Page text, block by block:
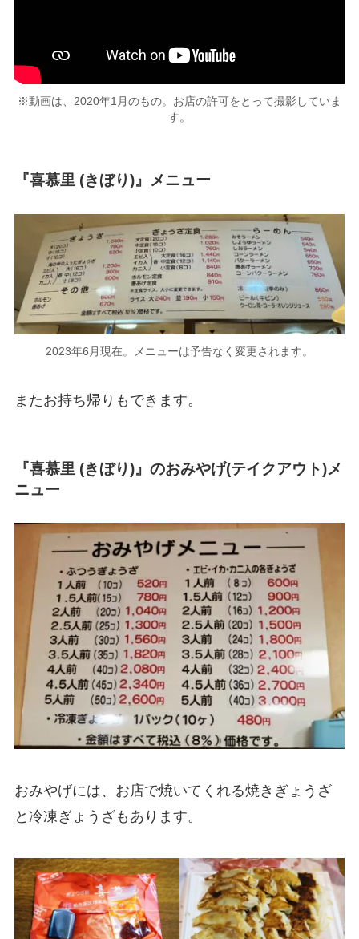
※動画は、2020年1月のもの。お店の許可をとって撮影していま
す。
『喜慕里 (きぼり)』メニュー
2023年6月現在。メニューは予告なく変更されます。
またお持ち帰りもできます。
『喜慕里 (きぼり)』のおみやげ(テイクアウト)メ
ニュー
おみやげには、お店で焼いてくれる焼きぎょうざ
と冷凍ぎょうざもあります。